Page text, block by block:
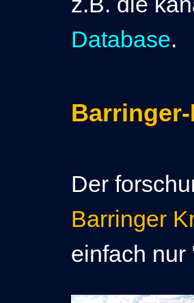
Database.
Der
Barringer
einfach nur